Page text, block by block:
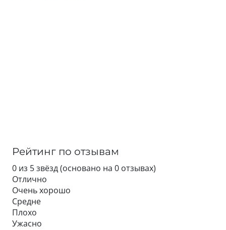
Рейтинг по отзывам
0 из 5 звёзд (основано на 0 отзывах)
Отлично
Очень хорошо
Средне
Плохо
Ужасно